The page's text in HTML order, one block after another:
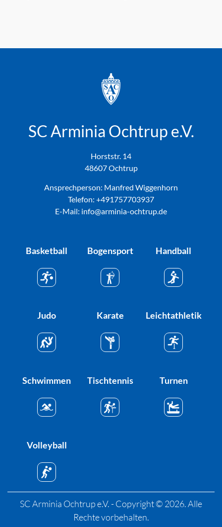
SC Arminia Ochtrup e.V.
Horststr. 14
48607 Ochtrup
Ansprechperson: Manfred Wiggenhorn
Telefon: +491757703937
E-Mail: info@arminia-ochtrup.de
Basketball Bogensport Handball
Judo Karate Leichtathletik
Schwimmen Tischtennis Turnen
Volleyball
SC Arminia Ochtrup e.V. - Copyright © 2026. Alle
Rechte vorbehalten.